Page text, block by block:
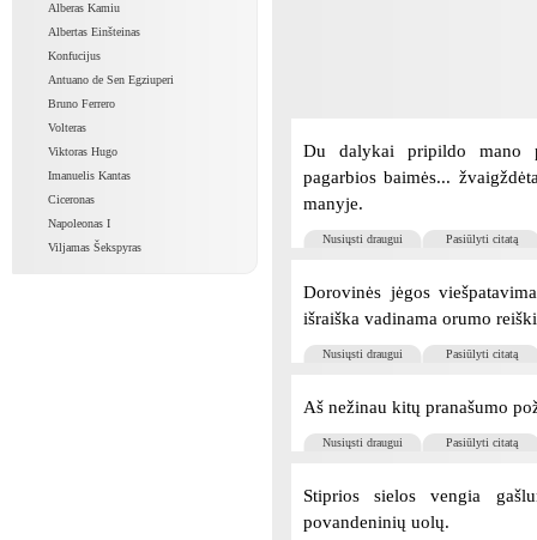
Alberas Kamiu
Albertas Einšteinas
Konfucijus
Antuano de Sen Egziuperi
Bruno Ferrero
Volteras
Viktoras Hugo
Imanuelis Kantas
Ciceronas
Napoleonas I
Viljamas Šekspyras
Du dalykai pripildo mano
pagarbios baimės...
manyje.
Nusiųsti draugui Pasiūlyti citatą
Dorovinės jėgos
išraiška vadinama orumo
Nusiųsti draugui Pasiūlyti citatą
Aš nežinau kitų pranašumo
Nusiųsti draugui Pasiūlyti citatą
Stiprios sielos vengia
povandeninių uolų.